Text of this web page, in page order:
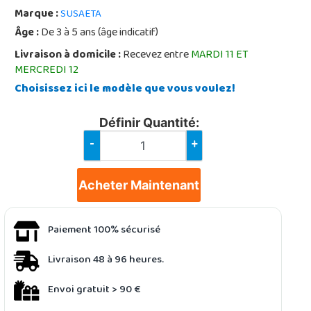
Marque :SUSAETA
Âge :De 3 à 5 ans (âge indicatif)
Livraison à domicile :Recevez entreMARDI 11 ET
MERCREDI 12
Choisissez ici le modèle que vous voulez!
Définir Quantité:
- +
Acheter Maintenant
Paiement 100% sécurisé
Livraison 48 à 96 heures.
Envoi gratuit > 90 €